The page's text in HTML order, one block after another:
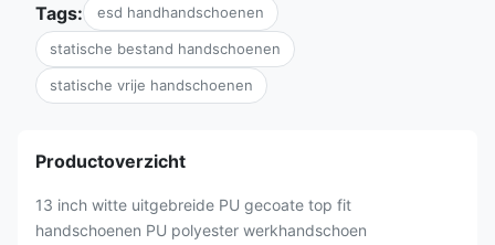
Tags: esd handhandschoenen
statische bestand handschoenen
statische vrije handschoenen
Productoverzicht
13 inch witte uitgebreide PU gecoate top fit
handschoenen PU polyester werkhandschoen